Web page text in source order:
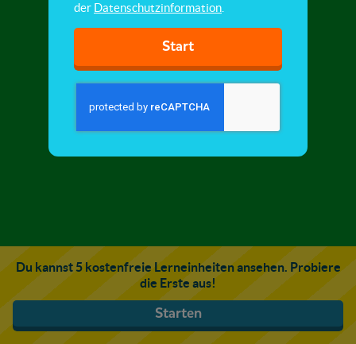
Du kannst 5 kostenfreie Lerneinheiten ansehen. Probiere
die Erste aus!
Starten
der Datenschutzinformation
Start